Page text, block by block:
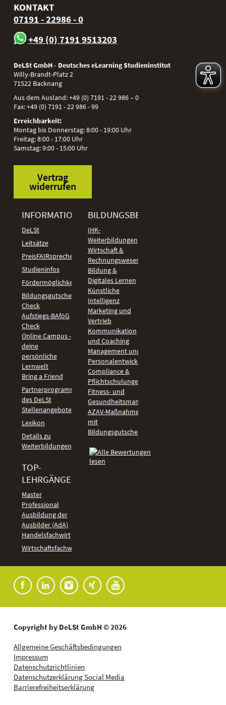
KONTAKT
07191 - 22986 - 0
+49 (0) 7191 9513203
DeLSt GmbH - Deutsches eLearning Studieninstitut
Willy-Brandt-Platz 2
71522 Backnang
Aus dem Ausland:+49 (0) 7191 - 22 986 – 0
Fax:+49 (0) 7191 - 22 986 - 99
Erreichbarkeit:
Montag bis Donnerstag: 8:00 - 19:00 Uhr
Freitag: 8:00 - 17:00 Uhr
Samstag: 9:00 - 15:00 Uhr
Vertrag
widerrufen
INFORMATIONEN
DeLSt
Leitsätze
PreisFAIRsprechen
Studieninfos
Fördermöglichkeiten
Bildungsgutschein
Check
Aufstiegs-BAföG
Check
Online Campus -
deine
persönliche
Lernwelt
Bring a Friend
Partnerprogramm
des DeLSt
Stellenangebote
Lexikon
Details zu
Weiterbildungen
TOP-
LEHRGÄNGE
Master
Professional
Ausbildung der
Ausbilder (AdA)
Handelsfachwirt
Wirtschaftsfachwirt
BILDUNGSBEREICHE
IHK-
Weiterbildungen
Wirtschaft &
Rechnungswesen
Bildung &
Digitales Lernen
Künstliche
Intelligenz
Marketing und
Vertrieb
Kommunikation
und Coaching
Management und
Personalentwicklung
Compliance &
Pflichtschulungen
Fitness- und
Gesundheitsmanagement
AZAV-Maßnahmen
mit
Bildungsgutschein
Copyright by DeLSt GmbH © 2026
Allgemeine Geschäftsbedingungen
Impressum
Datenschutzrichtlinien
Datenschutzerklärung Social Media
Barrierefreiheitserklärung